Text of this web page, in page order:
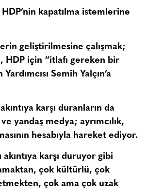
kapatılma istemlerine
geliştirilmesine çalışmak;
HDP için “itlafı gereken bir
Semih Yalçın’a
karşı duranların da
yandaş medya; ayrımcılık,
hesabıyla hareket ediyor.
karşı duruyor gibi
çok kültürlü, çok
çok ama çok uzak